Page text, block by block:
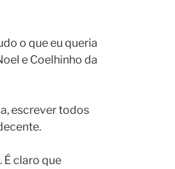
o que eu queria
e Coelhinho da
escrever todos
É claro que